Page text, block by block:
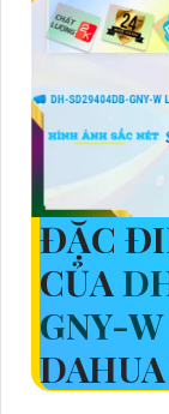
ĐẶC
CỦA
GNY-W
DAHUA